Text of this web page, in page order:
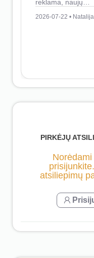
reklama, naujų…
2026-07-22 • Natalija
PIRKĖJŲ
atsiliepimų